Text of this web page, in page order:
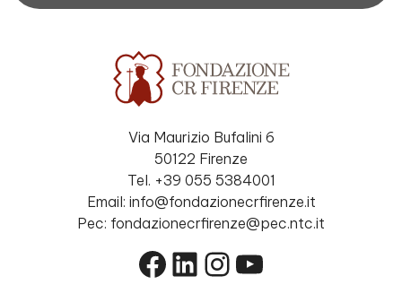
Via Maurizio Bufalini 6
50122 Firenze
Tel. +39 055 5384001
Email: info@fondazionecrfirenze.it
Pec: fondazionecrfirenze@pec.ntc.it
Facebook
LinkedIn
Instagram
YouTube